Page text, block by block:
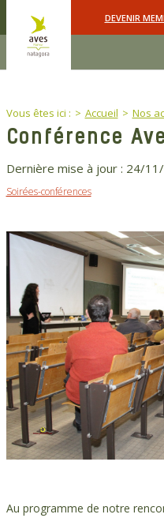
DEVENIR
You are here:
Vous êtes ici : Accueil Nos
Conférence
Dernière mise à jour : 24/
Soirées-conférences
Au programme de notre